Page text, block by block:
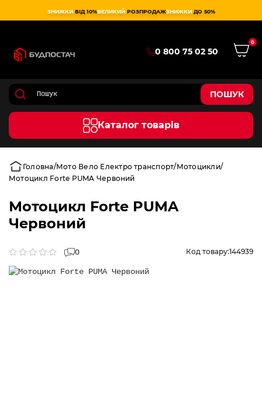
ЗНИЖКИ ВІД 10%ВЕЛИКИЙ РОЗПРОДАЖЗНИЖКИ ДО 50%
0 800 75 02 50
0
ПОШУК
Каталог товарів
Головна Мото Вело Електро транспорт Мотоцикли
Мотоцикл Forte PUMA Червоний
Мотоцикл Forte PUMA
Червоний
0 Код товару:144939